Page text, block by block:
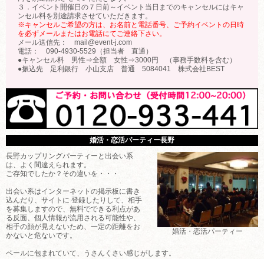
３．イベント開催日の７日前～イベント当日までのキャンセルにはキャ
ンセル料を別途請求させていただきます。
※キャンセルご希望の方は、お名前と電話番号、ご予約イベントの日時
を必ずメールまたはお電話にてご連絡下さい。
メール送信先： mail@event-j.com
電話： 090-4930-5529（担当者 直通）
●キャンセル料 男性⇒全額 女性⇒3000円 （事務手数料を含む）
●振込先 足利銀行 小山支店 普通 5084041 株式会社BEST
婚活・恋活パーティー長野
婚活・恋活パーティー
長野カップリングパーティーと出会い系
は、よく間違えられます。
ご存知でしたか？その違いを・・・
出会い系はインターネットの掲示板に書き
込んだり、サイトに 登録したりして、相手
を募集しますので、無料でできる利点があ
る反面、個人情報が流用される可能性や、
相手の顔が見えないため、一定の距離をお
かないと危ないです。
ベールに包まれていて、うさんくさい感じがします。